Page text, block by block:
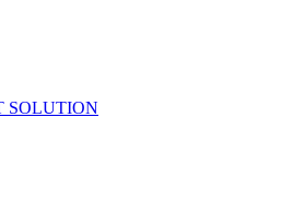
SOLUTION